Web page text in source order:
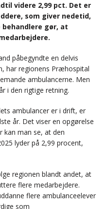
videre 2,99 pct. Det er
som giver nedetid,
gør, at
påbegyndte en delvis
har regionens Præhospital
ambulancerne. Men
i den rigtige retning.
ambulancer er i drift, er
år. Det viser en opgørelse
kan man se, at den
lyder på 2,99 procent,
regionen blandt andet, at
flere medarbejdere.
flere ambulanceelever
som